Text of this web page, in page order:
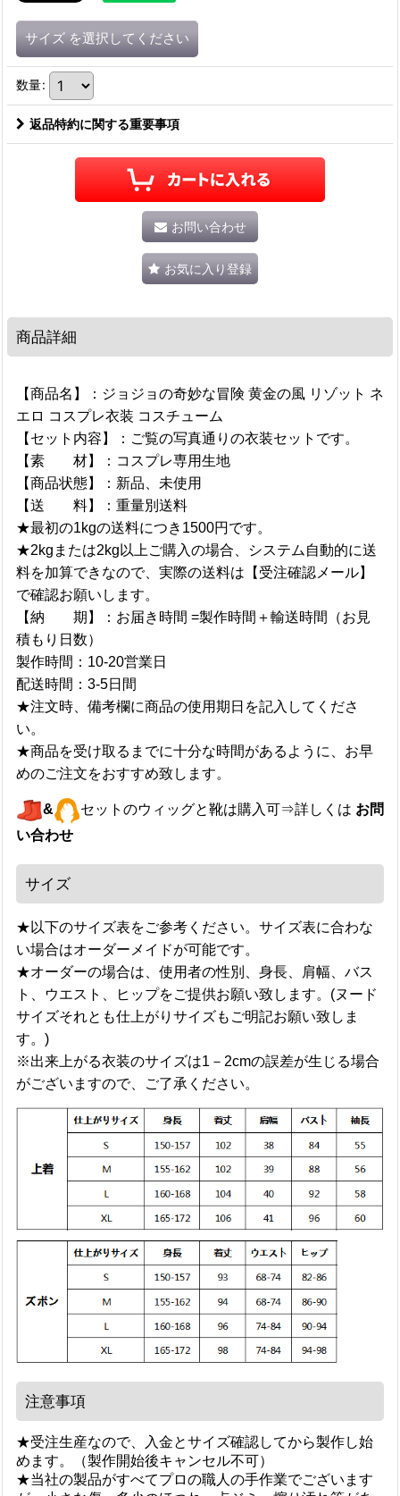
サイズ を選択してください
数量:
返品特約に関する重要事項
お問い合わせ
お気に入り登録
商品詳細
【商品名】：ジョジョの奇妙な冒険 黄金の風 リゾット ネ
エロ コスプレ衣装 コスチューム
【セット内容】：ご覧の写真通りの衣装セットです。
【素 材】：コスプレ専用生地
【商品状態】：新品、未使用
【送 料】：重量別送料
★最初の1kgの送料につき1500円です。
★2kgまたは2kg以上ご購入の場合、システム自動的に送
料を加算できなので、実際の送料は【受注確認メール】
で確認お願いします。
【納 期】：お届き時間 =製作時間＋輸送時間（お見
積もり日数）
製作時間：10-20営業日
配送時間：3-5日間
★注文時、備考欄に商品の使用期日を記入してくださ
い。
★商品を受け取るまでに十分な時間があるように、お早
めのご注文をおすすめ致します。
& セットのウィッグと靴は購入可⇒詳しくは お問
い合わせ
サイズ
★以下のサイズ表をご参考ください。サイズ表に合わな
い場合はオーダーメイドが可能です。
★オーダーの場合は、使用者の性別、身長、肩幅、バス
ト、ウエスト、ヒップをご提供お願い致します。(ヌード
サイズそれとも仕上がりサイズもご明記お願い致しま
す。)
※出来上がる衣装のサイズは1－2cmの誤差が生じる場合
がございますので、ご了承ください。
注意事項
★受注生産なので、入金とサイズ確認してから製作し始
めます。（製作開始後キャンセル不可）
★当社の製品がすべてプロの職人の手作業でございます